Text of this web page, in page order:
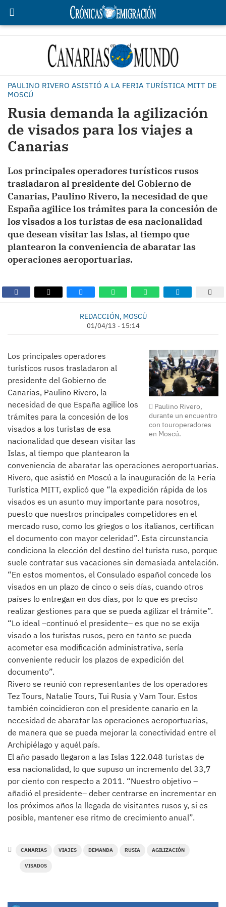
PAULINO RIVERO ASISTIÓ A LA FERIA TURÍSTICA MITT DE
MOSCÚ
Rusia demanda la agilización
de visados para los viajes a
Canarias
Los principales operadores turísticos rusos
trasladaron al presidente del Gobierno de
Canarias, Paulino Rivero, la necesidad de que
España agilice los trámites para la concesión de
los visados a los turistas de esa nacionalidad
que desean visitar las Islas, al tiempo que
plantearon la conveniencia de abaratar las
operaciones aeroportuarias.
REDACCIÓN, MOSCÚ
01/04/13 - 15:14
Paulino Rivero,
durante un encuentro
con touroperadores
en Moscú.
Los principales operadores
turísticos rusos trasladaron al
presidente del Gobierno de
Canarias, Paulino Rivero, la
necesidad de que España agilice los
trámites para la concesión de los
visados a los turistas de esa
nacionalidad que desean visitar las
Islas, al tiempo que plantearon la
conveniencia de abaratar las operaciones aeroportuarias.
Rivero, que asistió en Moscú a la inauguración de la Feria
Turística MITT, explicó que “la expedición rápida de los
visados es un asunto muy importante para nosotros,
puesto que nuestros principales competidores en el
mercado ruso, como los griegos o los italianos, certifican
el documento con mayor celeridad”. Esta circunstancia
condiciona la elección del destino del turista ruso, porque
suele contratar sus vacaciones sin demasiada antelación.
“En estos momentos, el Consulado español concede los
visados en un plazo de cinco o seis días, cuando otros
países lo entregan en dos días, por lo que es preciso
realizar gestiones para que se pueda agilizar el trámite”.
“Lo ideal –continuó el presidente– es que no se exija
visado a los turistas rusos, pero en tanto se pueda
acometer esa modificación administrativa, sería
conveniente reducir los plazos de expedición del
documento”.
Rivero se reunió con representantes de los operadores
Tez Tours, Natalie Tours, Tui Rusia y Vam Tour. Estos
también coincidieron con el presidente canario en la
necesidad de abaratar las operaciones aeroportuarias,
de manera que se pueda mejorar la conectividad entre el
Archipiélago y aquél país.
El año pasado llegaron a las Islas 122.048 turistas de
esa nacionalidad, lo que supuso un incremento del 33,7
por ciento con respecto a 2011. “Nuestro objetivo –
añadió el presidente– deber centrarse en incrementar en
los próximos años la llegada de visitantes rusos y, si es
posible, mantener ese ritmo de crecimiento anual”.
CANARIAS VIAJES DEMANDA RUSIA AGILIZACIÓN
VISADOS